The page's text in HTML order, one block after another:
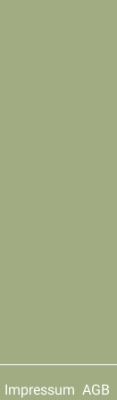
Impressum AGB